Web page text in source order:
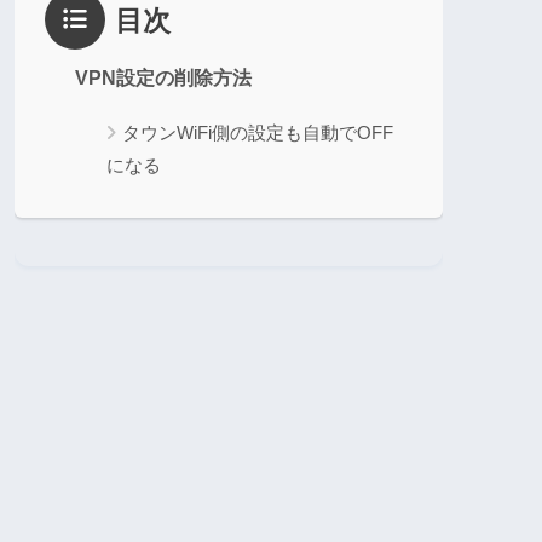
目次
VPN設定の削除方法
タウンWiFi側の設定も自動でOFF
になる